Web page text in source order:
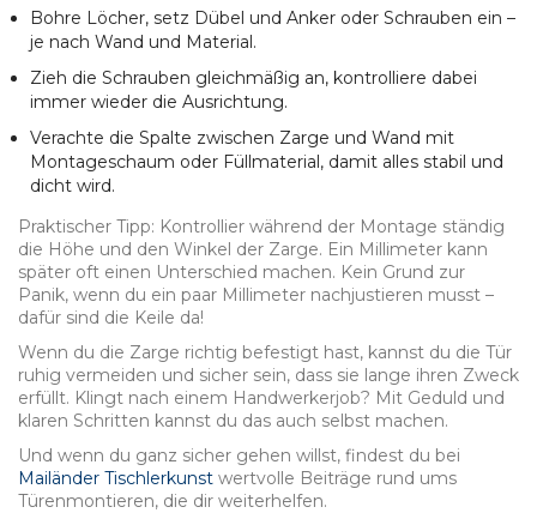
Bohre Löcher, setz Dübel und Anker oder Schrauben ein –
je nach Wand und Material.
Zieh die Schrauben gleichmäßig an, kontrolliere dabei
immer wieder die Ausrichtung.
Verachte die Spalte zwischen Zarge und Wand mit
Montageschaum oder Füllmaterial, damit alles stabil und
dicht wird.
Praktischer Tipp: Kontrollier während der Montage ständig
die Höhe und den Winkel der Zarge. Ein Millimeter kann
später oft einen Unterschied machen. Kein Grund zur
Panik, wenn du ein paar Millimeter nachjustieren musst –
dafür sind die Keile da!
Wenn du die Zarge richtig befestigt hast, kannst du die Tür
ruhig vermeiden und sicher sein, dass sie lange ihren Zweck
erfüllt. Klingt nach einem Handwerkerjob? Mit Geduld und
klaren Schritten kannst du das auch selbst machen.
Und wenn du ganz sicher gehen willst, findest du bei
Mailänder Tischlerkunst wertvolle Beiträge rund ums
Türenmontieren, die dir weiterhelfen.